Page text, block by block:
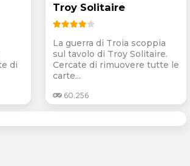
di
Troy Solitaire
La guerra di Troia scoppia
sul tavolo di Troy Solitaire.
Cercate di rimuovere tutte le
carte...
60.256